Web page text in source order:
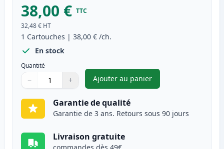
38,00 € TTC
32,48 € HT
1 Cartouches | 38,00 € /ch.
En stock
Quantité
Quantité
Utilisez les boutons pour ajuster
− +
Quantité
Ajouter au panier
,Brother DR-243CL tambour
Garantie de qualité
Garantie de 3 ans. Retours sous 90 jours
Livraison gratuite